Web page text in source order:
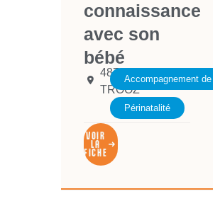
connaissance
avec son
bébé
4870
TROOZ
Accompagnement de
Périnatalité
VOIR
LA
FICHE